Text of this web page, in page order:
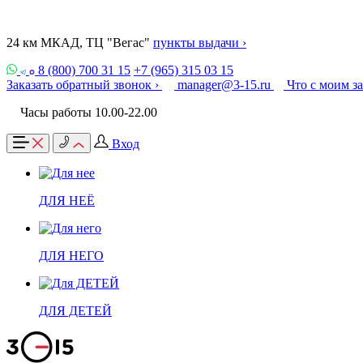
24 км МКАД, ТЦ "Вегас" пункты выдачи ›
8 (800) 700 31 15 +7 (965) 315 03 15
Заказать обратный звонок ›
manager@3-15.ru
Что с моим
Часы работы 10.00-22.00
Вход
ДЛЯ НЕЁ
ДЛЯ НЕГО
ДЛЯ ДЕТЕЙ